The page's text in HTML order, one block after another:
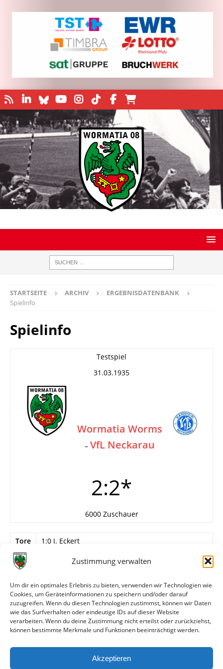
Zustimmung verwalten
Um dir ein optimales Erlebnis zu bieten, verwenden wir Technologien wie
Cookies, um Geräteinformationen zu speichern und/oder darauf
zuzugreifen. Wenn du diesen Technologien zustimmst, können wir Daten
wie das Surfverhalten oder eindeutige IDs auf dieser Website
verarbeiten. Wenn du deine Zustimmung nicht erteilst oder zurückziehst,
können bestimmte Merkmale und Funktionen beeinträchtigt werden.
Akzeptieren
STARTSEITE ARCHIV
ERGEBNISDATENBANK
Spielinfo
Spielinfo
Testspiel
31.03.1935
Wormatia Worms
– VfL Neckarau
2:2*
6000 Zuschauer
Tore
1:0 J. Eckert
2:1 Mittelstürmer (40.)
2:2 Halbrechter
Info
In der 55. Minute wegen Starkregens
abgebrochen
Alle bisherigen Partien der beiden Mannschaften